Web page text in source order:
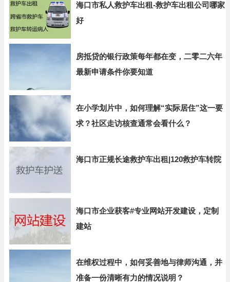
海口市私人救护车出租-救护车出租公司哪家
好
房抵贷的银行政策每年都在变，二零二六年
最新申请条件你要知道
在小学划片中，如何理解“实际居住”这一要
求？社区走访核查通常会看什么？
海口市正规长途救护车出租|120救护车转院
海口市企业获客#专业网站开发建设，定制
建站
在维权过程中，如何妥善地与律师沟通，并
准备一份清晰有力的情况说明？